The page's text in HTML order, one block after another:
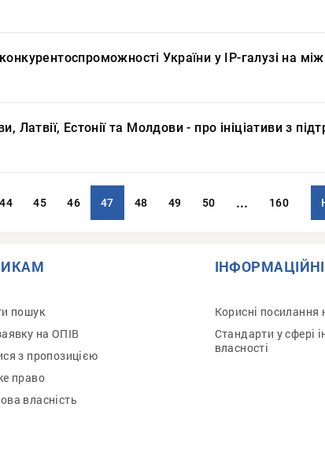
України у IP-галузі на
Латвії, Естонії та Молдови - про ініціативи з
44 45 46 47 48 49 50 ... 160
пошук
на ОПІВ
з пропозицією
право
власність
Корисні посилання
Стандарти у сфері
власності